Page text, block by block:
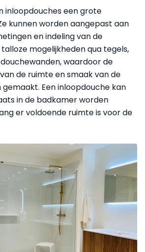
inloopdouches een grote
kunnen worden aangepast aan
en indeling van de
mogelijkheden qua tegels,
waardoor de
de ruimte en smaak van de
Een inloopdouche kan
in de badkamer worden
er voldoende ruimte is voor de